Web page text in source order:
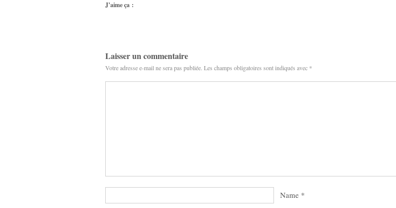
J’aime ça :
Laisser un commentaire
Votre adresse e-mail ne sera pas publiée. Les champs obligatoires sont indiqués avec *
Name *